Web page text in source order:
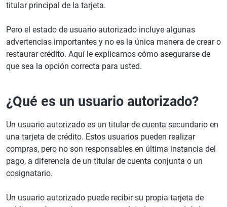
titular principal de la tarjeta.
Pero el estado de usuario autorizado incluye algunas
advertencias importantes y no es la única manera de crear o
restaurar crédito. Aquí le explicamos cómo asegurarse de
que sea la opción correcta para usted.
¿Qué es un usuario autorizado?
Un usuario autorizado es un titular de cuenta secundario en
una tarjeta de crédito. Estos usuarios pueden realizar
compras, pero no son responsables en última instancia del
pago, a diferencia de un titular de cuenta conjunta o un
cosignatario.
Un usuario autorizado puede recibir su propia tarjeta de